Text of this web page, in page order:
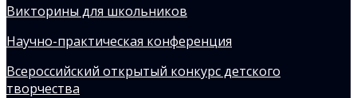
Викторины для школьников
Научно-практическая конференция
Всероссийский открытый конкурс детского
творчества